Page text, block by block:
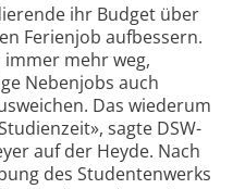
ihr Budget über
Ferienjob aufbessern.
mehr weg,
Nebenjobs auch
Das wiederum
sagte DSW-
auf der Heyde. Nach
des Studentenwerks